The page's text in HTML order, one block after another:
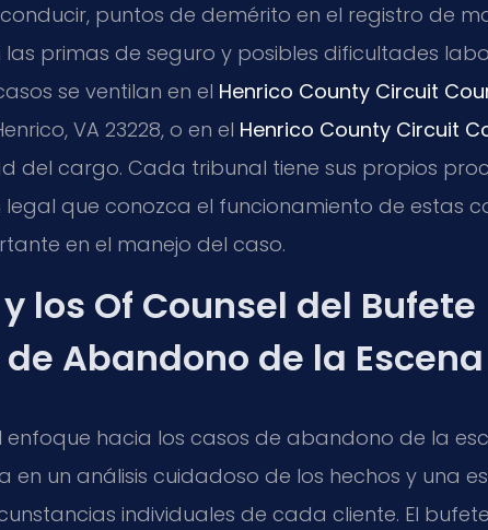
puntos de demérito en el registro de
las primas de seguro y posibles dificultades
se ventilan en el Henrico County Circuit
VA 23228, o en el Henrico County Circuit
del cargo. Cada tribunal tiene sus propios
que conozca el funcionamiento de estas
en el manejo del caso.
los Of Counsel del Bufete
Abandono de la Escena
enfoque hacia los casos de abandono de la
en un análisis cuidadoso de los hechos y una
individuales de cada cliente. El